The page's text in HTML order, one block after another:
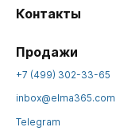
Контакты
Продажи
+7 (499) 302-33-65
inbox@elma365.com
Telegram